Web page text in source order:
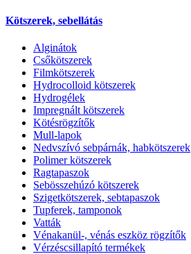
Kötszerek, sebellátás
Alginátok
Csőkötszerek
Filmkötszerek
Hydrocolloid kötszerek
Hydrogélek
Impregnált kötszerek
Kötésrögzítők
Mull-lapok
Nedvszívó sebpárnák, habkötszerek
Polimer kötszerek
Ragtapaszok
Sebösszehúzó kötszerek
Szigetkötszerek, sebtapaszok
Tupferek, tamponok
Vatták
Vénakanül-, vénás eszköz rögzítők
Vérzéscsillapító termékek